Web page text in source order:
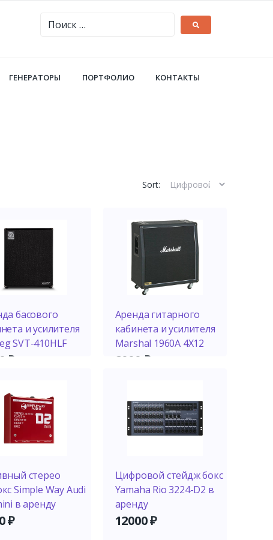
ГЕНЕРАТОРЫ ПОРТФОЛИО КОНТАКТЫ
Sort:
басового
и усилителя
SVT-410HLF
₽
Аренда гитарного
кабинета и усилителя
Marshal 1960A 4X12
2000 ₽
стерео
Simple Way Audi
в аренду
₽
Цифровой стейдж бокс
Yamaha Rio 3224-D2 в
аренду
12000₽